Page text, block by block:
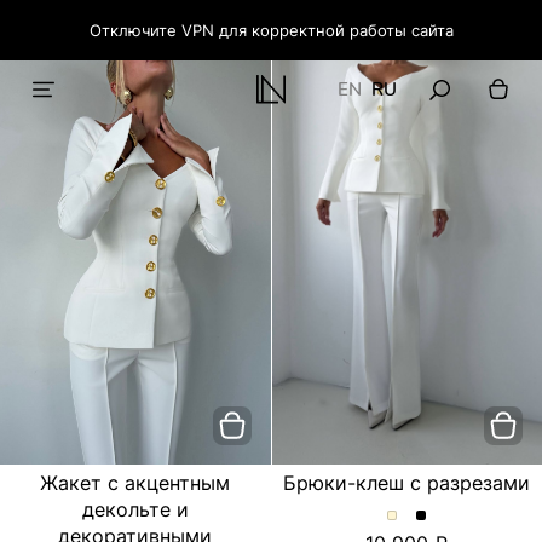
Отключите VPN для корректной работы сайта
EN RU
Жакет с акцентным
декольте и
декоративными
Брюки-клеш с разрезами
Брюки-Брюки-